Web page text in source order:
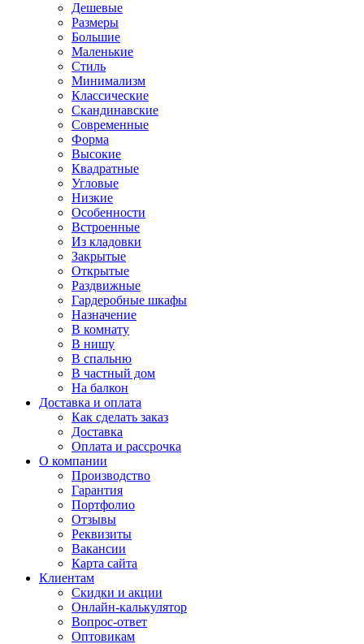
Дешевые
Размеры
Большие
Маленькие
Стиль
Минимализм
Классические
Скандинавские
Современные
Форма
Высокие
Квадратные
Угловые
Низкие
Особенности
Встроенные
Из кладовки
Закрытые
Открытые
Раздвижные
Гардеробные шкафы
Назначение
В комнату
В нишу
В спальню
В частный дом
На балкон
Доставка и оплата
Как сделать заказ
Доставка
Оплата и рассрочка
О компании
Производство
Гарантия
Портфолио
Отзывы
Реквизиты
Вакансии
Карта сайта
Клиентам
Скидки и акции
Онлайн-калькулятор
Вопрос-ответ
Оптовикам